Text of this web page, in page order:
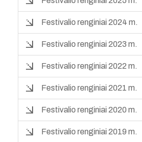
Festivalio renginiai 2024 m.
Festivalio renginiai 2023 m.
Festivalio renginiai 2022 m.
Festivalio renginiai 2021 m.
Festivalio renginiai 2020 m.
Festivalio renginiai 2019 m.